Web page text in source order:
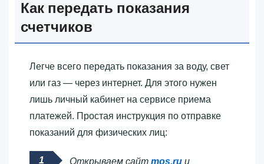
Как передать показания
счетчиков
Легче всего передать показания за воду, свет
или газ — через интернет. Для этого нужен
лишь личный кабинет на сервисе приема
платежей. Простая инструкция по отправке
показаний для физических лиц:
Открываем сайт mos.ru и